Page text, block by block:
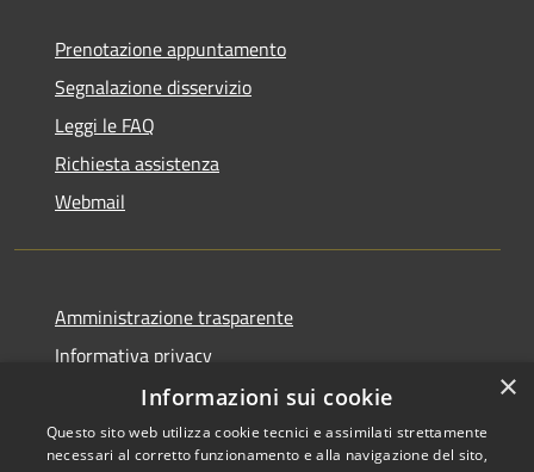
Prenotazione appuntamento
Segnalazione disservizio
Leggi le FAQ
Richiesta assistenza
Webmail
Amministrazione trasparente
Informativa privacy
Dichiarazione di accessibilità
×
Informazioni sui cookie
Questo sito web utilizza cookie tecnici e assimilati strettamente
necessari al corretto funzionamento e alla navigazione del sito,